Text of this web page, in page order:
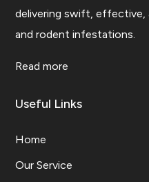
delivering swift,
and rodent infestations.
Read more
Useful Links
Home
Our Service